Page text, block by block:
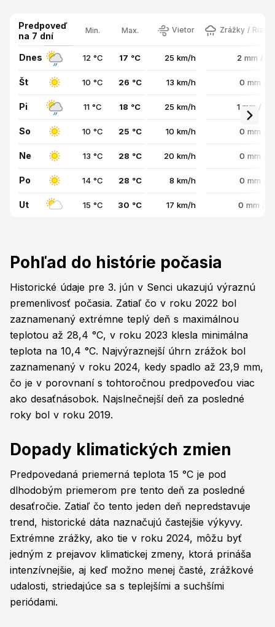
Predpoveď
na 7 dní
Min. Max. Vietor Zrážky /
Dnes 12 °C 17 °C 25 km/h 2 mm /
Št 10 °C 26 °C 13 km/h 0 mm /
Pi 11 °C 18 °C 25 km/h 1 mm /
So 10 °C 25 °C 10 km/h 0 mm /
Ne 13 °C 28 °C 20 km/h 0 mm /
Po 14 °C 28 °C 8 km/h 0 mm /
Ut 15 °C 30 °C 17 km/h 0 mm /
Pohľad do histórie počasia
Historické údaje pre 3. jún v Senci ukazujú výraznú
premenlivosť počasia. Zatiaľ čo v roku 2022 bol
zaznamenaný extrémne teplý deň s maximálnou
teplotou až 28,4 °C, v roku 2023 klesla minimálna
teplota na 10,4 °C. Najvýraznejší úhrn zrážok bol
zaznamenaný v roku 2024, kedy spadlo až 23,9 mm,
čo je v porovnaní s tohtoročnou predpoveďou viac
ako desaťnásobok. Najslnečnejší deň za posledné
roky bol v roku 2019.
Dopady klimatických zmien
Predpovedaná priemerná teplota 15 °C je pod
dlhodobým priemerom pre tento deň za posledné
desaťročie. Zatiaľ čo tento jeden deň nepredstavuje
trend, historické dáta naznačujú častejšie výkyvy.
Extrémne zrážky, ako tie v roku 2024, môžu byť
jedným z prejavov klimatickej zmeny, ktorá prináša
intenzívnejšie, aj keď možno menej časté, zrážkové
udalosti, striedajúce sa s teplejšími a suchšími
periódami.